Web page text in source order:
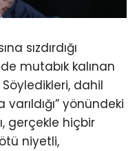
sızdırdığı
mutabık kalınan
dahil
yönündeki
gerçekle hiçbir
niyetli,